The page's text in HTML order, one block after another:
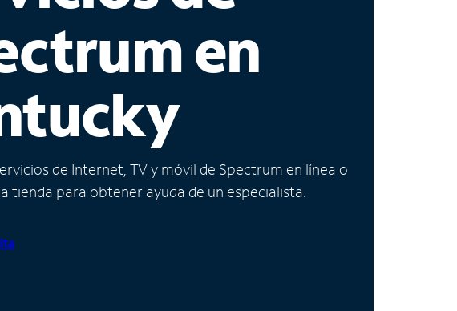
en
de Internet, TV y móvil de Spectrum en línea o
tienda para obtener ayuda de un especialista.